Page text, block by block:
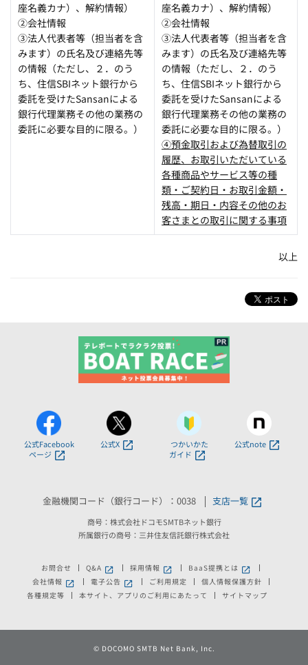
座名義カナ）、解約情報）
②会社情報
③法人代表者等（担当者を含
みます）の氏名及び連絡先等
の情報（ただし、２．のう
ち、住信SBIネット銀行から
委託を受けたSansanによる
銀行代理業務その他の業務の
委託に必要な目的に限る。）
座名義カナ）、解約情報）
②会社情報
③法人代表者等（担当者を含
みます）の氏名及び連絡先等
の情報（ただし、２．のう
ち、住信SBIネット銀行から
委託を受けたSansanによる
銀行代理業務その他の業務の
委託に必要な目的に限る。）
④預金取引および為替取引の
履歴、お取引いただいている
各種商品やサービス等の種
類・ご契約日・お取引金額・
残高・期日・内容その他のお
客さまとの取引に関する事項
以上
公式Facebook
ページ
公式X
つかいかた
ガイド
公式note
金融機関コード（銀行コード）：0038 支店一覧
商号：株式会社ドコモSMTBネット銀行
所属銀行の商号：三井住友信託銀行株式会社
お問合せ Q&A 新しいウィンドウで開きます。
採用情報 新しいウィンドウで開きます。
BaaS提携とは 新しいウィンドウ
会社情報新しいウィンドウで開きます。
電子公告新しいウィンドウで開きます。
ご利用規定
個人情報保護方針
各種規定等
本サイト、アプリのご利用にあたって サイトマップ
© DOCOMO SMTB Net Bank, Inc.